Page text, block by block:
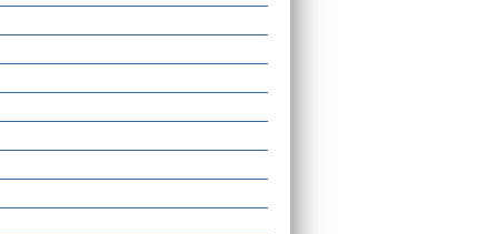
Identifikationspapiers
soweit das
Ausfertigung des
bürgerlichen Rechts (GbR))
Sitzland, die die Rechtsform